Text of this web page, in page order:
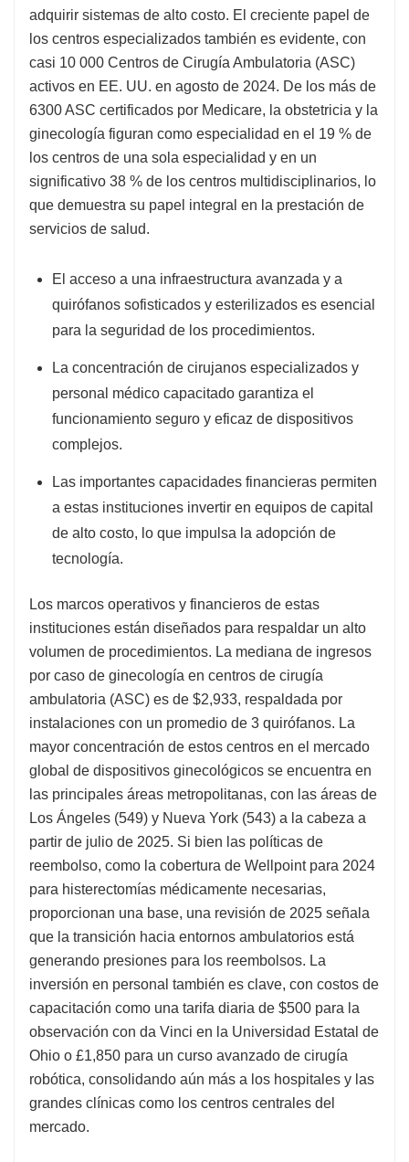
adquirir sistemas de alto costo. El creciente papel de
los centros especializados también es evidente, con
casi 10 000 Centros de Cirugía Ambulatoria (ASC)
activos en EE. UU. en agosto de 2024. De los más de
6300 ASC certificados por Medicare, la obstetricia y la
ginecología figuran como especialidad en el 19 % de
los centros de una sola especialidad y en un
significativo 38 % de los centros multidisciplinarios, lo
que demuestra su papel integral en la prestación de
servicios de salud.
El acceso a una infraestructura avanzada y a
quirófanos sofisticados y esterilizados es esencial
para la seguridad de los procedimientos.
La concentración de cirujanos especializados y
personal médico capacitado garantiza el
funcionamiento seguro y eficaz de dispositivos
complejos.
Las importantes capacidades financieras permiten
a estas instituciones invertir en equipos de capital
de alto costo, lo que impulsa la adopción de
tecnología.
Los marcos operativos y financieros de estas
instituciones están diseñados para respaldar un alto
volumen de procedimientos. La mediana de ingresos
por caso de ginecología en centros de cirugía
ambulatoria (ASC) es de $2,933, respaldada por
instalaciones con un promedio de 3 quirófanos. La
mayor concentración de estos centros en el mercado
global de dispositivos ginecológicos se encuentra en
las principales áreas metropolitanas, con las áreas de
Los Ángeles (549) y Nueva York (543) a la cabeza a
partir de julio de 2025. Si bien las políticas de
reembolso, como la cobertura de Wellpoint para 2024
para histerectomías médicamente necesarias,
proporcionan una base, una revisión de 2025 señala
que la transición hacia entornos ambulatorios está
generando presiones para los reembolsos. La
inversión en personal también es clave, con costos de
capacitación como una tarifa diaria de $500 para la
observación con da Vinci en la Universidad Estatal de
Ohio o £1,850 para un curso avanzado de cirugía
robótica, consolidando aún más a los hospitales y las
grandes clínicas como los centros centrales del
mercado.